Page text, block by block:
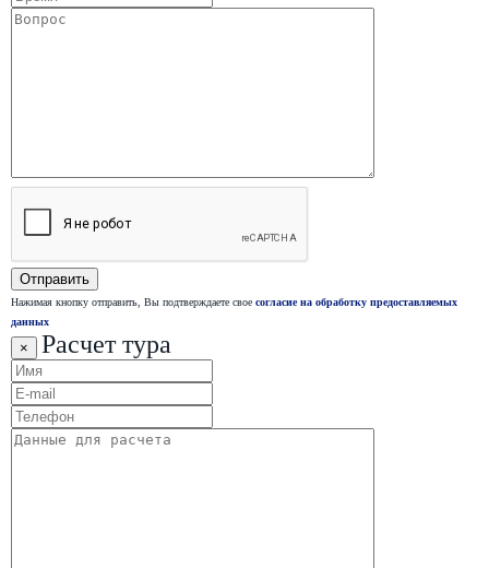
Нажимая кнопку отправить, Вы подтверждаете свое согласие на обработку предоставляемых
данных
× Расчет тура